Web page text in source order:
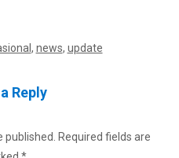
, news, update
Reply
published. Required fields are